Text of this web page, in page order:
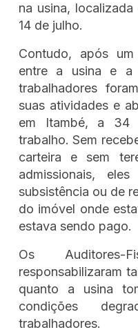
na usina,
14 de julho.
Contudo, após
entre a usina e a
trabalhadores
suas atividades e
em Itambé, a 34
trabalho. Sem
carteira e sem
admissionais,
subsistência ou de
do imóvel onde
estava sendo pago.
Os Auditores-
responsabilizaram
quanto a usina
condições
trabalhadores.